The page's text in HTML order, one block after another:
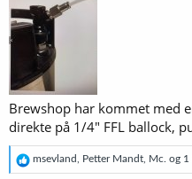
Brewshop har kommet med
direkte på 1/4" FFL ballock,
R
e
msevland Petter Mandt Mc. og 1